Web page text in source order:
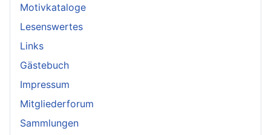
Motivkataloge
Lesenswertes
Links
Gästebuch
Impressum
Mitgliederforum
Sammlungen